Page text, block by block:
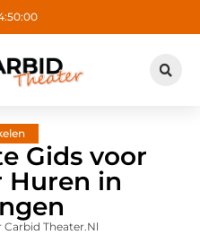
Gids voor
Huren in
Carbid Theater.nl